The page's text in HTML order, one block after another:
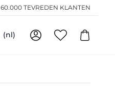
60.000 TEVREDEN KLANTEN
(nl)